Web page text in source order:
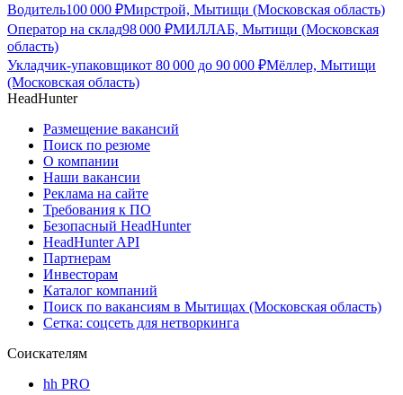
Водитель100 000 ₽Мирстрой, Мытищи (Московская область)
Оператор на склад98 000 ₽МИЛЛАБ, Мытищи (Московская
область)
Укладчик-упаковщикот 80 000 до 90 000 ₽Мёллер, Мытищи
(Московская область)
HeadHunter
Размещение вакансий
Поиск по резюме
О компании
Наши вакансии
Реклама на сайте
Требования к ПО
Безопасный HeadHunter
HeadHunter API
Партнерам
Инвесторам
Каталог компаний
Поиск по вакансиям в Мытищах (Московская область)
Сетка: соцсеть для нетворкинга
Соискателям
hh PRO